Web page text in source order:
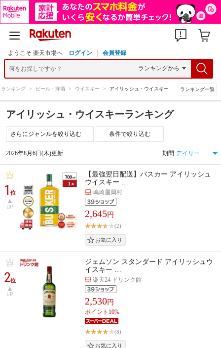
ようこそ 楽天市場へ ログイン 会員登録
ランキング > ビール・洋酒 > ウイスキー > アイリッシュ・ウイスキー ランキング一覧
アイリッシュ・ウイスキーランキング
条件で絞り込む
2026年8月6日(木)更新 期間
1位
UP
【最強翌日配送】バスカー アイリッシュ
ウイスキー …
嶋崎屋岡村
2,645円
(2)
2位
UP
ジェムソン スタンダード アイリッシュウ
イスキー …
楽天24 ドリンク館
2,530円
ポイント10%
(8)